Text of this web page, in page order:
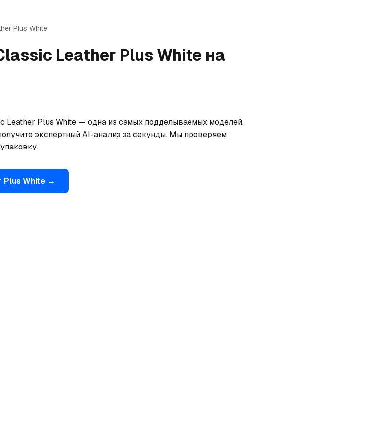
Plus White
Leather Plus White на
Leather Plus White — одна из самых подделываемых моделей.
экспертный AI-анализ за секунды. Мы проверяем
Plus White →